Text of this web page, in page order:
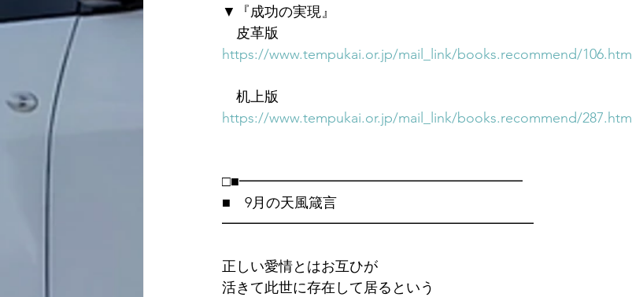
▼『成功の実現』
皮革版
https://www.tempukai.or.jp/mail_link/books.recommend/106.html
机上版
https://www.tempukai.or.jp/mail_link/books.recommend/287.html
□■━━━━━━━━━━━━━━━━━━━━
■　9月の天風箴言
━━━━━━━━━━━━━━━━━━━━━━
正しい愛情とはお互ひが
活きて此世に存在して居るという